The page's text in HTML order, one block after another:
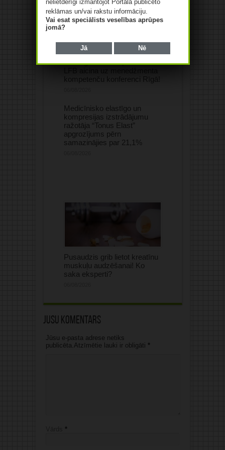
2026. gada 25. septembrī
kompetenču konferenci Rīgā!
Medicīnisko elastīgo un
kompresijas izstrādājumu
ražotāja “Tonus Elast”
apgrozījums pērn
samazinājies par 21,1%
Pusaudzis grib lietot kreatīnu
muskuļu audzēšanai! Ko
saka eksperti?
Jūsu komentārs
Jūsu e-pasta adrese netiks
publicēta.Atzīmētie lauki ir obligāti *
*
nelietderīgi izmantojot Portālā publicēto
reklāmas un/vai rakstu informāciju.
Vai esat speciālists veselības aprūpes
jomā?
Jā Nē